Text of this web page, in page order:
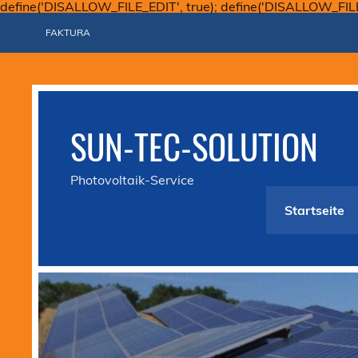
define('DISALLOW_FILE_EDIT', true);
FAKTURA
SUN-TEC-SOLUTION
Photovoltaik-Service
Startseite